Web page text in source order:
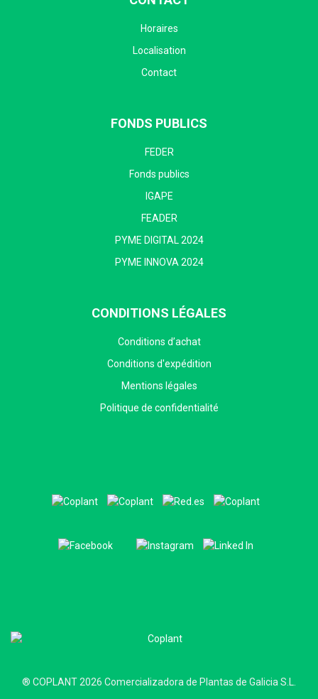
Horaires
Localisation
Contact
FONDS PUBLICS
FEDER
Fonds publics
IGAPE
FEADER
PYME DIGITAL 2024
PYME INNOVA 2024
CONDITIONS LÉGALES
Conditions d’achat
Conditions d'expédition
Mentions légales
Politique de confidentialité
® COPLANT 2026 Comercializadora de Plantas de Galicia S.L.